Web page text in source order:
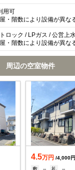
用可
・階数により設備が異な
ロック / LPガス / 公営上
・階数により設備が異な
周辺の空室物件
4.5万円 /4,000円
敷
-- 礼 --